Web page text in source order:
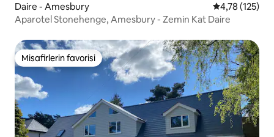
Daire - Amesbury 5 üzerinden
4,78 (125)
Aparotel Stonehenge, Amesbury - Zemin Kat Daire
Misafirlerin favorisi
Misafirlerin favorisi